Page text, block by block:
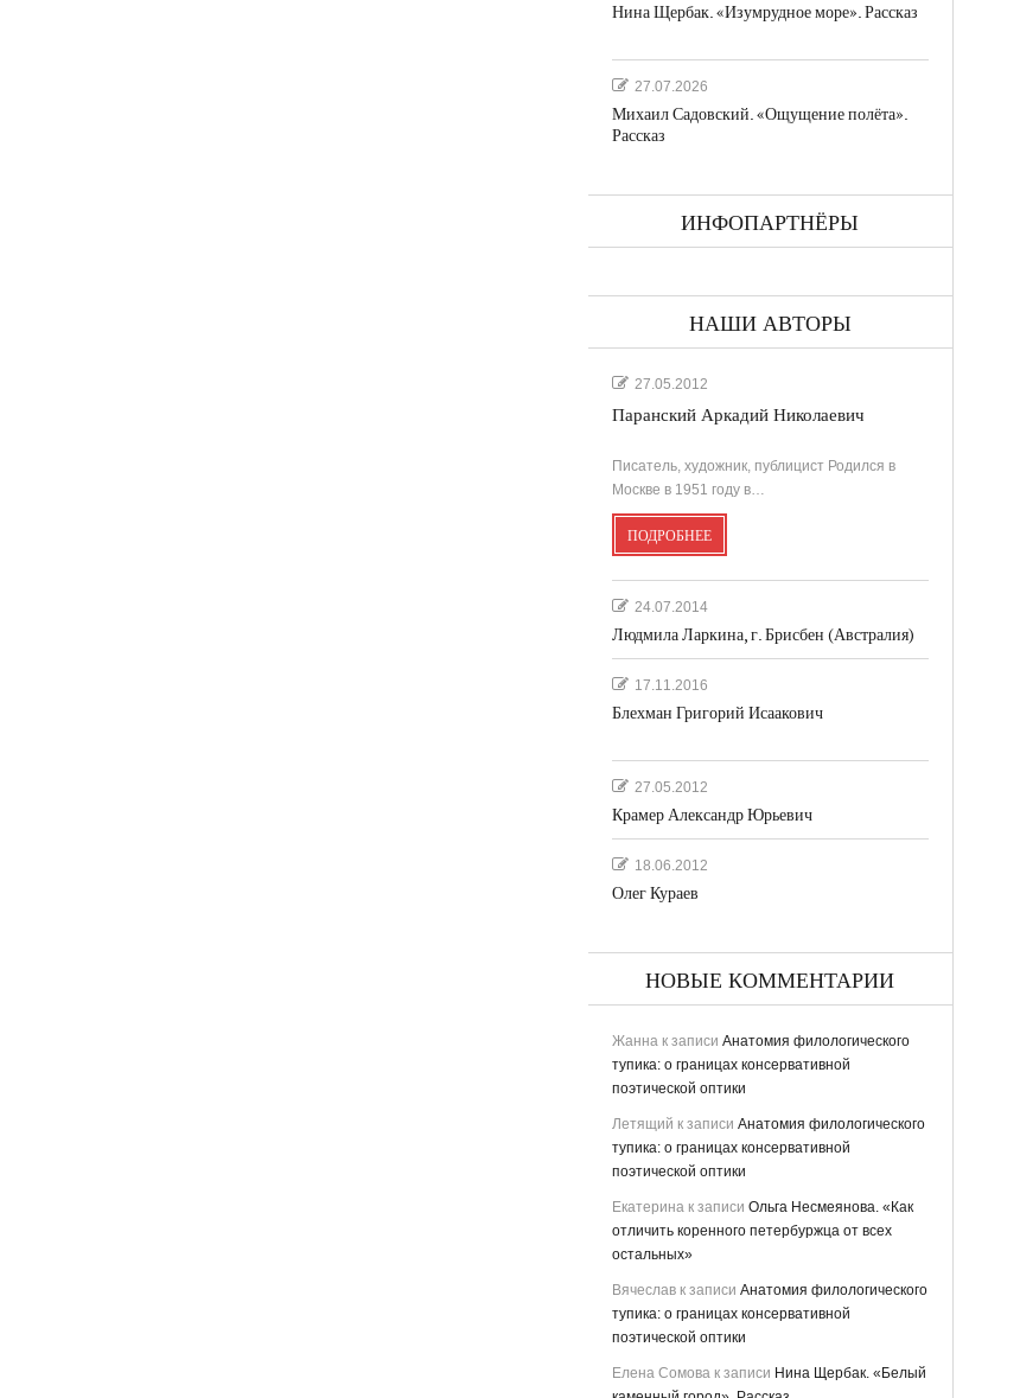
Нина Щербак. «Изумрудное море». Рассказ
27.07.2026
Михаил Садовский. «Ощущение полёта».
Рассказ
ИНФОПАРТНЁРЫ
НАШИ АВТОРЫ
27.05.2012
Паранский Аркадий Николаевич
Писатель, художник, публицист Родился в
Москве в 1951 году в…
ПОДРОБНЕЕ
24.07.2014
Людмила Ларкина, г. Брисбен (Австралия)
17.11.2016
Блехман Григорий Исаакович
27.05.2012
Крамер Александр Юрьевич
18.06.2012
Олег Кураев
НОВЫЕ КОММЕНТАРИИ
Жаннак записи Анатомия филологического
тупика: о границах консервативной
поэтической оптики
Летящий к записи Анатомия филологического
тупика: о границах консервативной
поэтической оптики
Екатеринак записи Ольга Несмеянова. «Как
отличить коренного петербуржца от всех
остальных»
Вячеславк записи Анатомия филологического
тупика: о границах консервативной
поэтической оптики
Елена Сомовак записи Нина Щербак. «Белый